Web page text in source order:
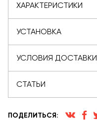
ХАРАКТЕРИСТИКИ
УСТАНОВКА
УСЛОВИЯ ДОСТАВКИ
СТАТЬИ
ПОДЕЛИТЬСЯ: